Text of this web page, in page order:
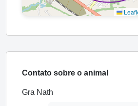
Contato sobre o animal
Gra Nath